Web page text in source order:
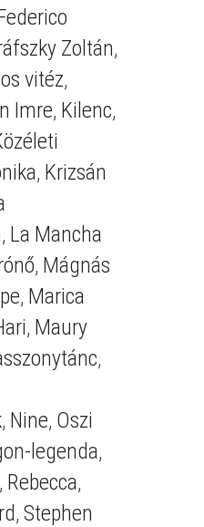
Zoltán,
vitéz,
Imre, Kilenc,
, Krizsán
, La Mancha
, Mágnás
, Marica
, Maury
,
, Nine, Oszi
legenda,
, Rebecca,
, Stephen